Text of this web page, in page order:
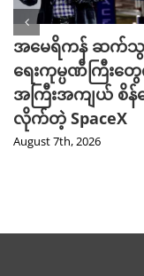
အမေရိကန် ဆက်
ရေးကုမ္ပဏီကြီးတွ
အကြီးအကျယ် စိန်ခ
လိုက်တဲ့ SpaceX
August 7th, 2026